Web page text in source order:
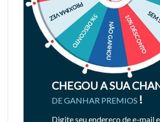
10% DESCONTO
NÃO GANHOU
5% DESCONTO
PROXIMA VEZ
CHEGOU A SUA
DE GANHAR PREMIOS !
Digite seu endereço de e-mail